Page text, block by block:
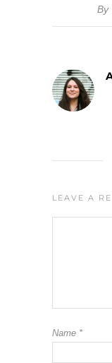
By
LEAVE A
Name *